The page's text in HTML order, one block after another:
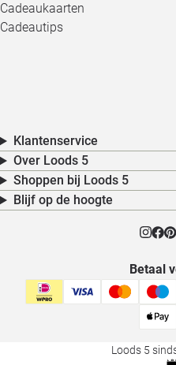
Cadeaukaarten
Cadeautips
Klantenservice
Over Loods 5
Shoppen bij Loods 5
Blijf op de hoogte
Betaal
Loods 5